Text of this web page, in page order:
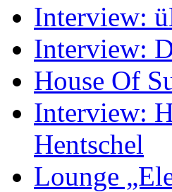
Interview:
Interview:
House Of
Interview:
Hentschel
Lounge